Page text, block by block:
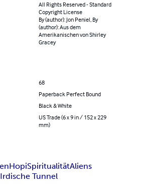
All Rights Reserved - Standard
Copyright License
By (author): Jon Peniel, By
(author): Aus dem
Amerikanischen von Shirley
Gracey
68
Paperback Perfect Bound
Black & White
US Trade (6 x 9 in / 152 x 229
mm)
HopiSpiritualitätAliens
Tunnel